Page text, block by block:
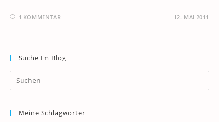
1 KOMMENTAR 12. MAI 2011
Suche Im Blog
Meine Schlagwörter